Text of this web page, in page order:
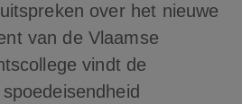
over het nieuwe
van de Vlaamse
vindt de